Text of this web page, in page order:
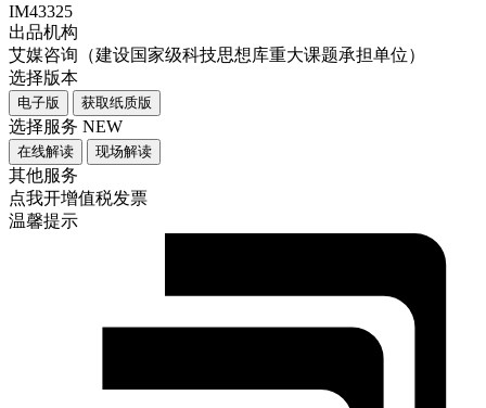
IM43325
出品机构
艾媒咨询（建设国家级科技思想库重大课题承担单位）
选择版本
电子版 获取纸质版
选择服务 NEW
在线解读 现场解读
其他服务
点我开增值税发票
温馨提示